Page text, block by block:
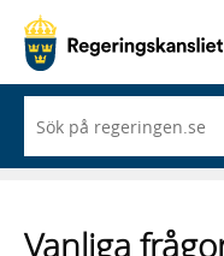
du
börjar
skriva
en
Vanliga